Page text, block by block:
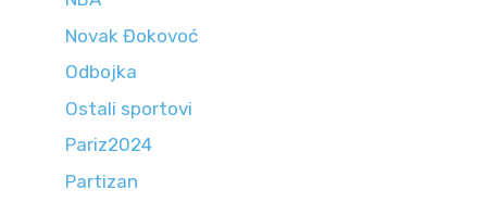
Novak Đokovoć
Odbojka
Ostali sportovi
Pariz2024
Partizan